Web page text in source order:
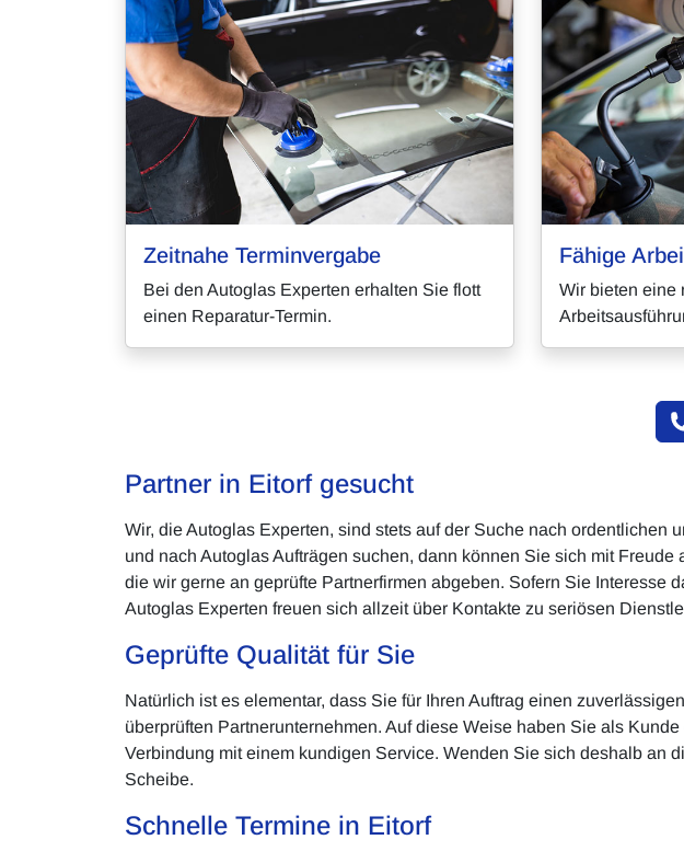
Zeitnahe Terminvergabe
Bei den Autoglas Experten erhalten Sie flott
einen Reparatur-Termin.
Fähige
Wir bieten eine
Partner in Eitorf gesucht
Wir, die Autoglas Experten, sind stets auf der Suche nach ordentlichen
und nach Autoglas Aufträgen suchen, dann können Sie sich mit
die wir gerne an geprüfte Partnerfirmen abgeben. Sofern Sie
Autoglas Experten freuen sich allzeit über Kontakte zu seriösen
Geprüfte Qualität für Sie
Natürlich ist es elementar, dass Sie für Ihren Auftrag einen
überprüften Partnerunternehmen. Auf diese Weise haben Sie als
Verbindung mit einem kundigen Service. Wenden Sie sich deshalb an
Scheibe.
Schnelle Termine in Eitorf